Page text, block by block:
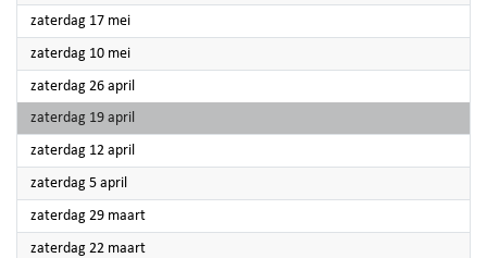
zaterdag 17 mei2025
zaterdag 10 mei2025
zaterdag 26 april
zaterdag 19 april
zaterdag 12 april
zaterdag 5 april
zaterdag 29 maart2025
zaterdag 22 maart2025